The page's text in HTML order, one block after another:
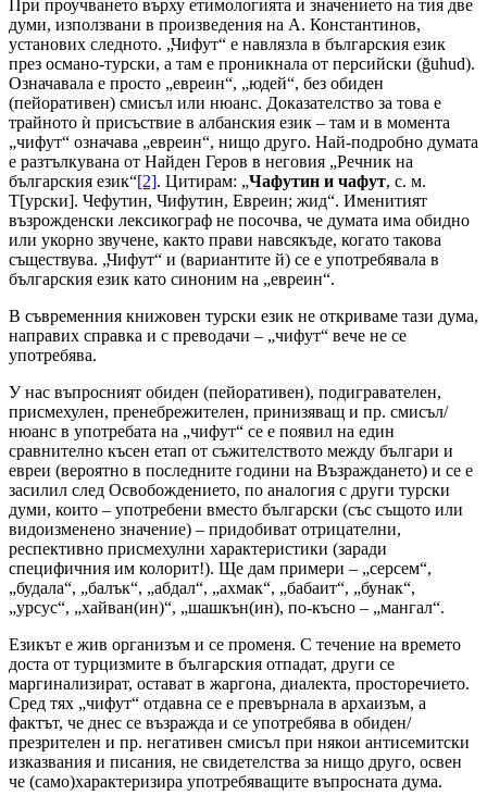
При проучването върху етимологията и значението на тия две
думи, използвани в произведения на А. Константинов,
установих следното. „Чифут“ е навлязла в българския език
през османо-турски, а там е проникнала от персийски (ğuhud).
Означавала е просто „евреин“, „юдей“, без обиден
(пейоративен) смисъл или нюанс. Доказателство за това е
трайното ѝ присъствие в албанския език – там и в момента
„чифут“ означава „евреин“, нищо друго. Най-подробно думата
е разтълкувана от Найден Геров в неговия „Речник на
българския език“[2]. Цитирам: „Чафутин и чафут, с. м.
Т[урски]. Чефутин, Чифутин, Евреин; жид“. Именитият
възрожденски лексикограф не посочва, че думата има обидно
или укорно звучене, както прави навсякъде, когато такова
съществува. „Чифут“ и (вариантите й) се е употребявала в
българския език като синоним на „евреин“.
В съвременния книжовен турски език не откриваме тази дума,
направих справка и с преводачи – „чифут“ вече не се
употребява.
У нас въпросният обиден (пейоративен), подигравателен,
присмехулен, пренебрежителен, принизяващ и пр. смисъл/
нюанс в употребата на „чифут“ се е появил на един
сравнително късен етап от съжителството между българи и
евреи (вероятно в последните години на Възраждането) и се е
засилил след Освобождението, по аналогия с други турски
думи, които – употребени вместо български (със същото или
видоизменено значение) – придобиват отрицателни,
респективно присмехулни характеристики (заради
специфичния им колорит!). Ще дам примери – „серсем“,
„будала“, „балък“, „абдал“, „ахмак“, „бабаит“, „бунак“,
„урсус“, „хайван(ин)“, „шашкън(ин), по-късно – „мангал“.
Езикът е жив организъм и се променя. С течение на времето
доста от турцизмите в българския отпадат, други се
маргинализират, остават в жаргона, диалекта, просторечието.
Сред тях „чифут“ отдавна се е превърнала в архаизъм, а
фактът, че днес се възражда и се употребява в обиден/
презрителен и пр. негативен смисъл при някои антисемитски
изказвания и писания, не свидетелства за нищо друго, освен
че (само)характеризира употребяващите въпросната дума.